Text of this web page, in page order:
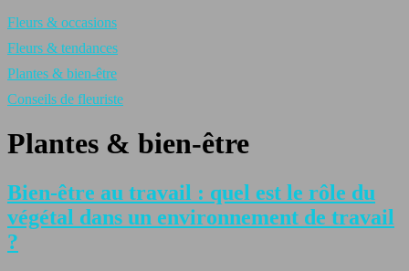
Fleurs & occasions
Fleurs & tendances
Plantes & bien-être
Conseils de fleuriste
Plantes & bien-être
Bien-être au travail : quel est le rôle du
végétal dans un environnement de travail
?